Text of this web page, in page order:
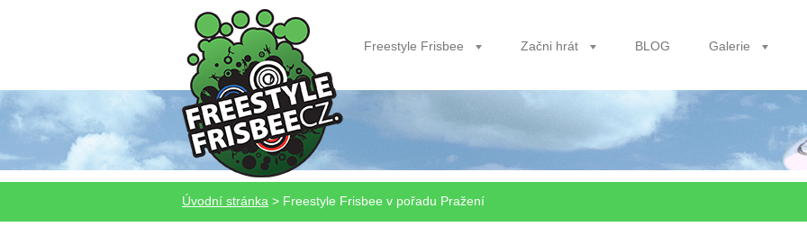
Freestyle Frisbee Začni hrát BLOG Galerie
Úvodní stránka > Freestyle Frisbee v pořadu Pražení